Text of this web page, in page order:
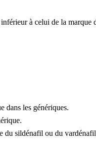
à celui de la marque
dans les génériques.
du sildénafil ou du